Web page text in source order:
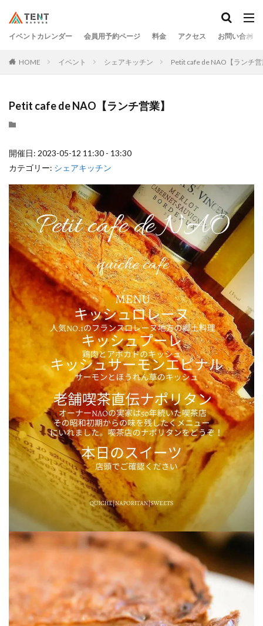
イベントカレンダー 会員用予約ページ 料金 アクセス お問い合わせ
HOME イベント シェアキッチン Petit cafe de NAO【ランチ
Petit cafe de NAO【ランチ営業】
開催日: 2023-05-12 11:30 - 13:30
カテゴリー: シェアキッチン